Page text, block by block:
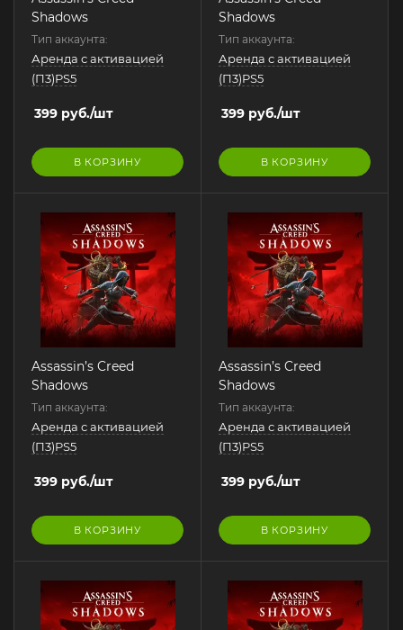
Shadows
Тип аккаунта:
Аренда с активацией
(П3)PS5
399 руб./шт
В КОРЗИНУ
Shadows
Тип аккаунта:
Аренда с активацией
(П3)PS5
399 руб./шт
В КОРЗИНУ
Assassin’s Creed
Shadows
Тип аккаунта:
Аренда с активацией
(П3)PS5
399 руб./шт
В КОРЗИНУ
Assassin’s Creed
Shadows
Тип аккаунта:
Аренда с активацией
(П3)PS5
399 руб./шт
В КОРЗИНУ